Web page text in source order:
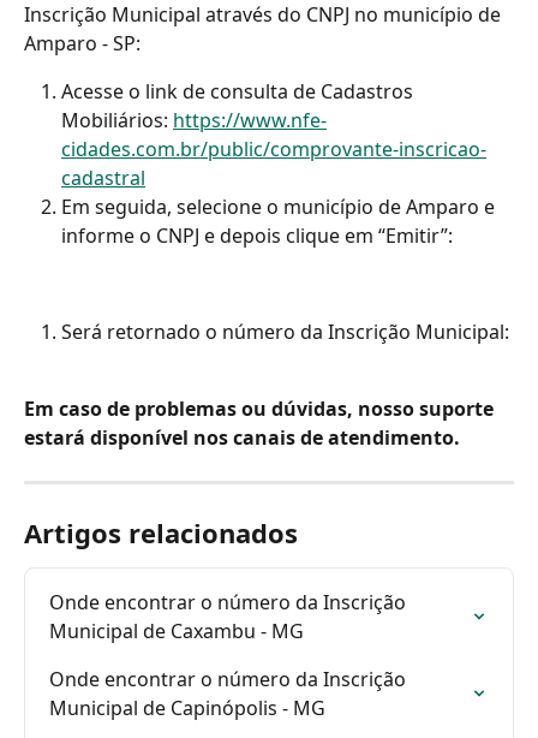
Inscrição Municipal através do CNPJ no município de
Amparo - SP:
Acesse o link de consulta de Cadastros
Mobiliários: https://www.nfe-
cidades.com.br/public/comprovante-inscricao-
cadastral
Em seguida, selecione o município de Amparo e
informe o CNPJ e depois clique em “Emitir”:
Será retornado o número da Inscrição Municipal:
Em caso de problemas ou dúvidas, nosso suporte
estará disponível nos canais de atendimento.
Artigos relacionados
Onde encontrar o número da Inscrição
Municipal de Caxambu - MG
Onde encontrar o número da Inscrição
Municipal de Capinópolis - MG